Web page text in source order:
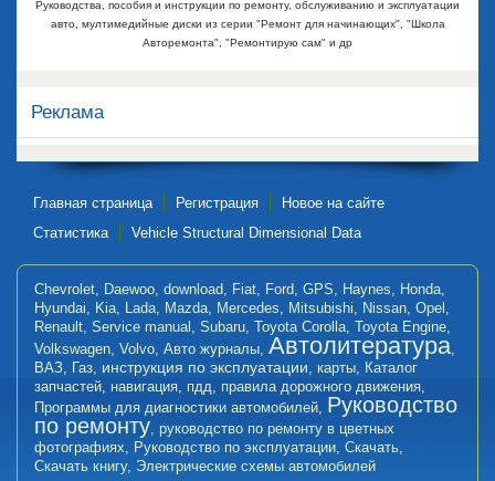
Руководства, пособия и инструкции по ремонту, обслуживанию и эксплуатации
авто, мултимедийные диски из серии "Ремонт для начинающих", "Школа
Авторемонта", "Ремонтирую сам" и др
Реклама
Главная страница Регистрация
Новое на сайте
Статистика
Vehicle Structural Dimensional Data
Chevrolet, Daewoo, download, Fiat, Ford, GPS, Haynes, Honda,
Hyundai, Kia, Lada, Mazda, Mercedes, Mitsubishi, Nissan, Opel ,
Renault, Service manual , Subaru, Toyota Corolla, Toyota Engine,
Volkswagen, Volvo, Авто журналы, Автолитература,
ВАЗ, Газ, инструкция по эксплуатации, карты, Каталог
запчастей, навигация, пдд, правила дорожного движения,
Программы для диагностики автомобилей, Руководство
по ремонту, руководство по ремонту в цветных
фотографиях, Руководство по эксплуатации, Скачать,
Скачать книгу, Электрические схемы автомобилей